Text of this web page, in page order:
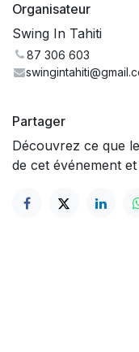
Organisateur
Swing In Tahiti
87 306 603
Partager
Découvrez ce que
de cet événement